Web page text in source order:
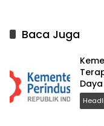
Baca Juga